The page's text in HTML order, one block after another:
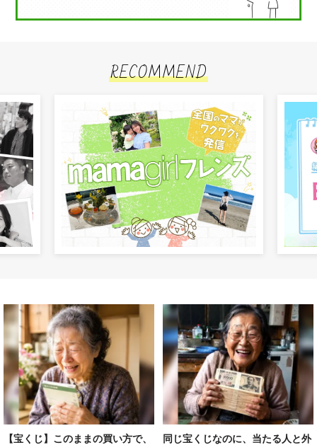
RECOMMEND
【宝くじ】このままの買い方で、
同じ宝くじなのに、当たる人と外